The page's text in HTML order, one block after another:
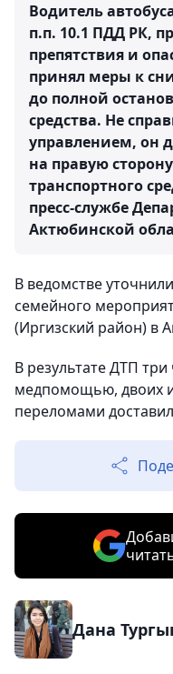
Водитель
п.п. 10.1 ПДД РК,
препятствия и
принял меры к
до полной
средства. Не
управлением, он
на правую
транспортного
пресс-службе
Актюбинской
В ведомстве
семейного
(Иргизский район) в
В результате ДТП
медпомощью, двоих
переломами
Дана